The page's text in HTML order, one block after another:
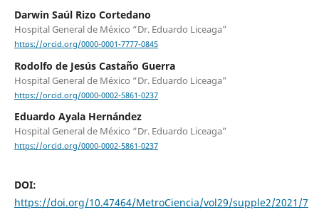
Darwin Saúl Rizo Cortedano
Hospital General de México “Dr. Eduardo Liceaga”
https://orcid.org/0000-0001-7777-0845
Rodolfo de Jesús Castaño Guerra
Hospital General de México “Dr. Eduardo Liceaga”
https://orcid.org/0000-0002-5861-0237
Eduardo Ayala Hernández
Hospital General de México “Dr. Eduardo Liceaga”
https://orcid.org/0000-0002-5861-0237
DOI:
https://doi.org/10.47464/MetroCiencia/vol29/supple2/2021/7